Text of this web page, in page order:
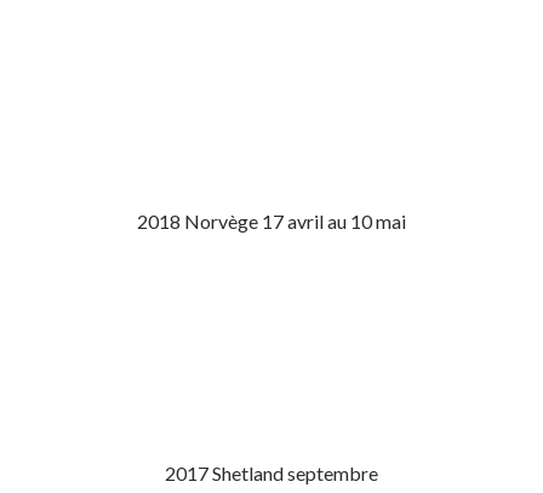
2018 Norvège 17 avril au 10 mai
2017 Shetland septembre